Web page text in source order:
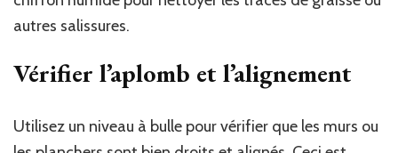
autres salissures.
Vérifier l’aplomb et l’alignement
Utilisez un niveau à bulle pour vérifier que les murs ou